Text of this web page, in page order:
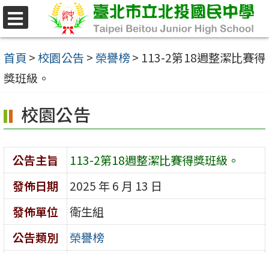
跳
至
主
要
容
區
首頁 >校園公告 > 榮譽榜> 113-2第18週整潔比賽得
獎班級。
校園公告
公告主旨
113-2第18週整潔比賽得獎班級。
發佈日期
2025 年 6 月 13 日
發佈單位
衛生組
公告類別
榮譽榜
選
單